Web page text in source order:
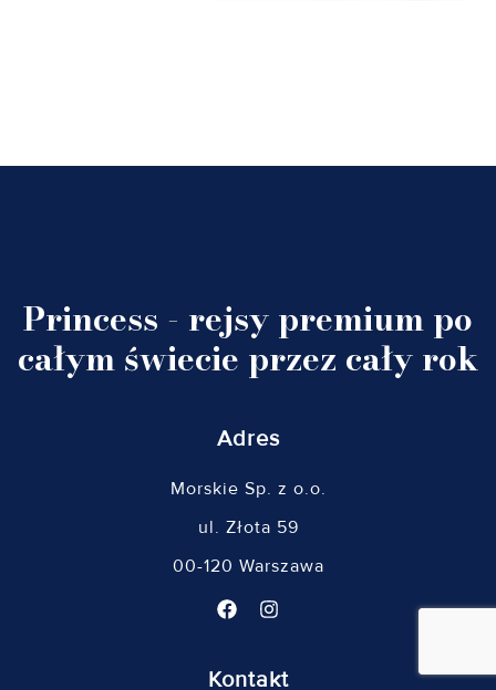
Princess - rejsy premium po
całym świecie przez cały rok
Adres
Morskie Sp. z o.o.
ul. Złota 59
00-120 Warszawa
Kontakt